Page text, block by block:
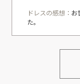
ドレスの感想： お
た。